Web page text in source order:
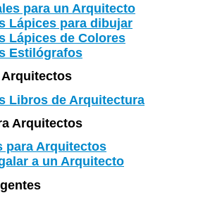
para un Arquitecto
Lápices para dibujar
Lápices de Colores
Estilógrafos
Libros de Arquitectura
Arquitectos
para Arquitectos
a un Arquitecto